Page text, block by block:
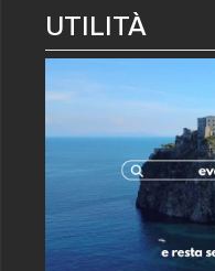
UTILITÀ